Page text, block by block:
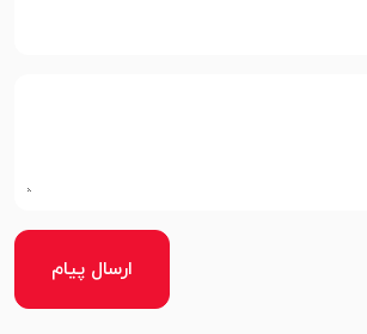
ارسال پیام